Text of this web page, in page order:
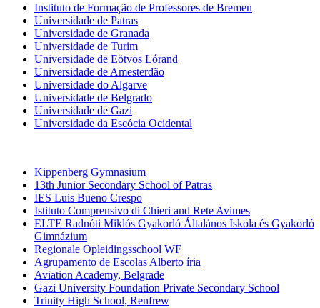
Instituto de Formação de Professores de Bremen
Universidade de Patras
Universidade de Granada
Universidade de Turim
Universidade de Eötvös Lórand
Universidade de Amesterdão
Universidade do Algarve
Universidade de Belgrado
Universidade de Gazi
Universidade da Escócia Ocidental
Kippenberg Gymnasium
13th Junior Secondary School of Patras
IES Luis Bueno Crespo
Istituto Comprensivo di Chieri and Rete Avimes
ELTE Radnóti Miklós Gyakorló Általános Iskola és Gyakorló
Gimnázium
Regionale Opleidingsschool WF
Agrupamento de Escolas Alberto íria
Aviation Academy, Belgrade
Gazi University Foundation Private Secondary School
Trinity High School, Renfrew